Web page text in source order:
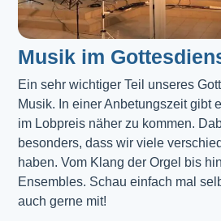
Musik im
Ein sehr wichtiger Teil unseres
Musik. In einer Anbetungszeit gibt
im Lobpreis näher zu kommen.
besonders, dass wir viele
haben. Vom Klang der Orgel bis
Ensembles. Schau einfach mal
auch gerne mit!